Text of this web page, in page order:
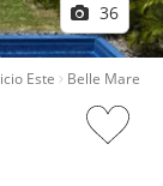
36
Este Belle Mare